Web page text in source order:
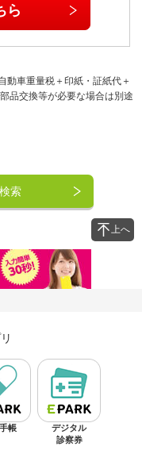
ら
動車重量税＋印紙・証紙代＋
品交換等が必要な場合は別途
索
上へ